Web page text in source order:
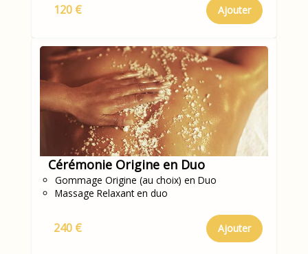
120 € Ajouter
Cérémonie Origine en Duo
Gommage Origine (au choix) en Duo
Massage Relaxant en duo
240 € Ajouter